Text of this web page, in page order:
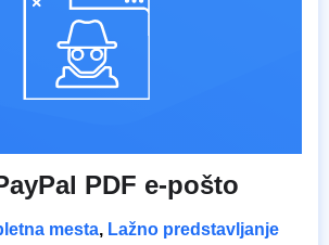
PDF e-pošto
mesta, Lažno predstavljanje